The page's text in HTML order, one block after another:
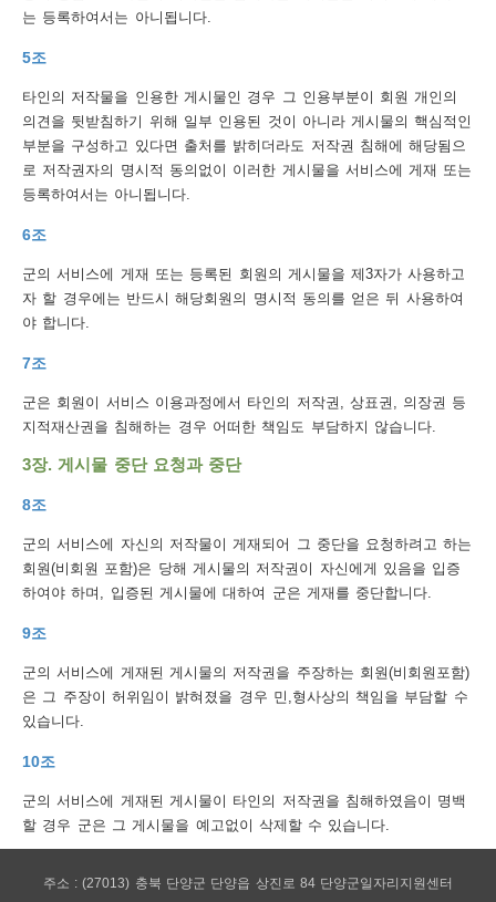
는 등록하여서는 아니됩니다.
5조
타인의 저작물을 인용한 게시물인 경우 그 인용부분이 회원 개인의
의견을 뒷받침하기 위해 일부 인용된 것이 아니라 게시물의 핵심적인
부분을 구성하고 있다면 출처를 밝히더라도 저작권 침해에 해당됨으
로 저작권자의 명시적 동의없이 이러한 게시물을 서비스에 게재 또는
등록하여서는 아니됩니다.
6조
군의 서비스에 게재 또는 등록된 회원의 게시물을 제3자가 사용하고
자 할 경우에는 반드시 해당회원의 명시적 동의를 얻은 뒤 사용하여
야 합니다.
7조
군은 회원이 서비스 이용과정에서 타인의 저작권, 상표권, 의장권 등
지적재산권을 침해하는 경우 어떠한 책임도 부담하지 않습니다.
3장. 게시물 중단 요청과 중단
8조
군의 서비스에 자신의 저작물이 게재되어 그 중단을 요청하려고 하는
회원(비회원 포함)은 당해 게시물의 저작권이 자신에게 있음을 입증
하여야 하며, 입증된 게시물에 대하여 군은 게재를 중단합니다.
9조
군의 서비스에 게재된 게시물의 저작권을 주장하는 회원(비회원포함)
은 그 주장이 허위임이 밝혀졌을 경우 민,형사상의 책임을 부담할 수
있습니다.
10조
군의 서비스에 게재된 게시물이 타인의 저작권을 침해하였음이 명백
할 경우 군은 그 게시물을 예고없이 삭제할 수 있습니다.
개
인
정
보
처
리
방
침
저
보
이
메
일
집
단
거
부
뷰
주소 : (27013) 충북 단양군 단양읍 상진로 84 단양군일자리지원센터